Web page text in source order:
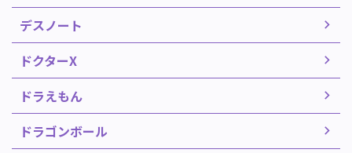
デスノート
ドクターX
ドラえもん
ドラゴンボール